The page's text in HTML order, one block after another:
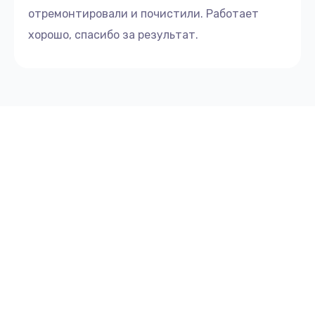
отремонтировали и почистили. Работает
хорошо, спасибо за результат.